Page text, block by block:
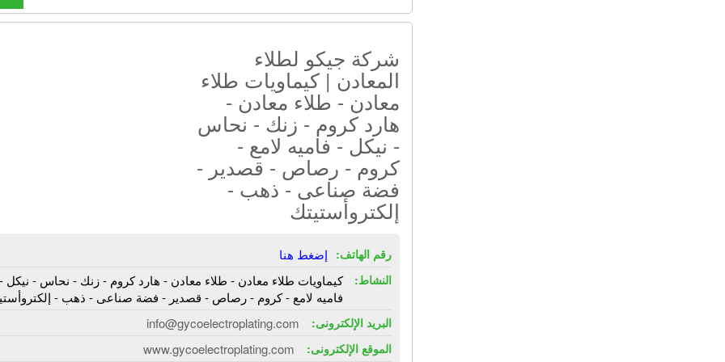
شركة جيكو لطلاء
المعادن | كيماويات طلاء
معادن - طلاء معادن -
هارد كروم - زنك - نحاس
- نيكل - فاميه لامع -
كروم - رصاص - قصدير -
فضة صناعى - ذهب -
إلكتروأستيتك
رقم الهاتف: إضغط هنا
النشاط:
كيماويات طلاء معادن - طلاء معادن - هارد كروم - زنك - نحاس - نيكل -
فاميه لامع - كروم - رصاص - قصدير - فضة صناعى - ذهب -
البريد الإلكترونى: info@gycoelectroplating.com
الموقع الإلكترونى: www.gycoelectroplating.com